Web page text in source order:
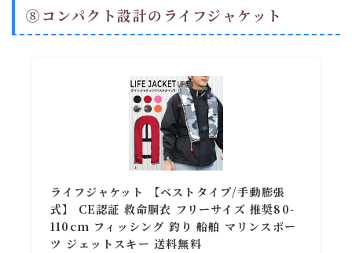
⑧コンパクト設計のライフジャケット
ライフジャケット 【ベストタイプ/手動膨張
式】 CE認証 救命胴衣 フリーサイズ 推奨80-
110cm フィッシング 釣り 船舶 マリンスポー
ツ ジェットスキー 送料無料